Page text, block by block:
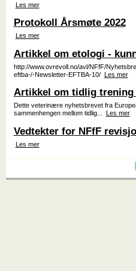
Les mer
Protokoll Årsmøte 2022
Les mer
Artikkel om etologi -
http://www.ovrevoll.no/avl/NFfF/
eftba-/-Newsletter-EFTBA-10/ Les mer
Artikkel om tidlig trening
Dette veterinære nyhetsbrevet fra
sammenhengen mellom tidlig... Les mer
Vedtekter for NFfF
Les mer